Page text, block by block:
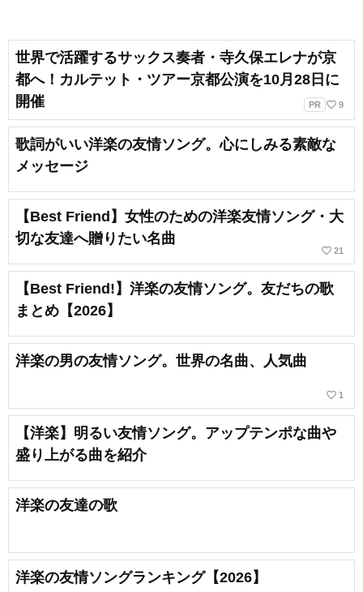
世界で活躍するサックス奏者・寺久保エレナが京
都へ！カルテット・ツアー京都公演を10月28日に
開催
PR favorite_border 9
歌詞がいい洋楽の友情ソング。心にしみる素敵な
メッセージ
【Best Friend】女性のための洋楽友情ソング・大
切な友達へ贈りたい名曲
favorite_border 21
【Best Friend!】洋楽の友情ソング。友だちの歌
まとめ【2026】
洋楽の男の友情ソング。世界の名曲、人気曲
favorite_border 1
【洋楽】明るい友情ソング。アップテンポな曲や
盛り上がる曲を紹介
洋楽の友達の歌
洋楽の友情ソングランキング【2026】